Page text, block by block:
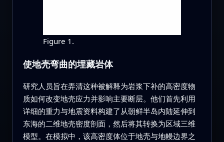
Figure 1.
使地壳弯曲的埋藏岩体
研究人员旨在弄清这种被解释为岩浆下补的高密度物
质如何改变地壳应力并影响主要断层。他们首先利用
详细的重力与地震资料构建了从朝鲜半岛内陆延伸到
东海的二维地壳密度剖面，然后将其转换为区域三维
模型。在模拟中，该高密度体位于地壳与地幔边界之